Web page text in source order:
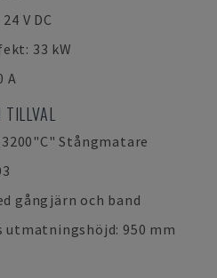
V DC
33 kW
A
Stångmatare
gångjärn och band
950 mm